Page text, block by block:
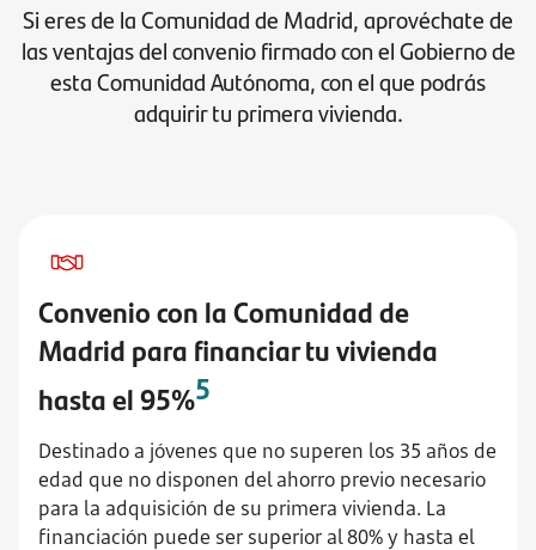
Si eres de la Comunidad de Madrid, aprovéchate de
las ventajas del convenio firmado con el Gobierno de
esta Comunidad Autónoma, con el que podrás
adquirir tu primera vivienda.
Convenio con la Comunidad de
Madrid para financiar tu vivienda
hasta el 95%5
Destinado a jóvenes que no superen los 35 años de
edad que no disponen del ahorro previo necesario
para la adquisición de su primera vivienda. La
financiación puede ser superior al 80% y hasta el